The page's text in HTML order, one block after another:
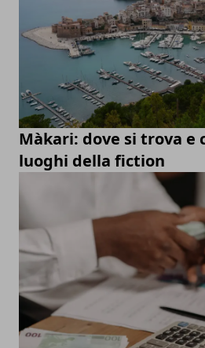
Màkari: dove si trova e
luoghi della fiction